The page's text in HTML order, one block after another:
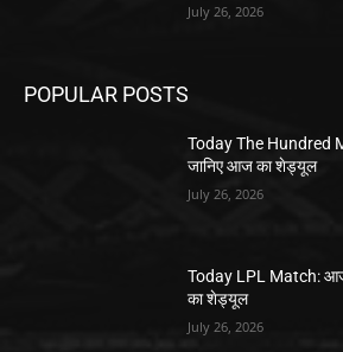
July 26, 2026
POPULAR POSTS
Today The Hundred
जानिए आज का शेड्यूल
July 26, 2026
Today LPL Match:
का शेड्यूल
July 26, 2026